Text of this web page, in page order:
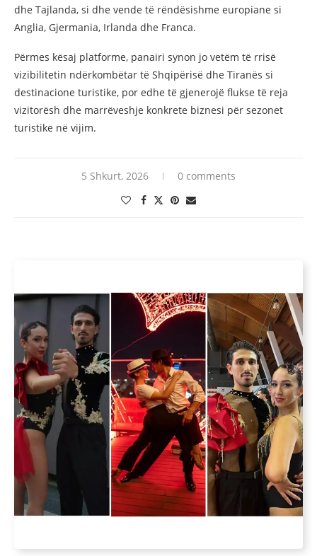
dhe Tajlanda, si dhe vende të rëndësishme europiane si
Anglia, Gjermania, Irlanda dhe Franca.
Përmes kësaj platforme, panairi synon jo vetëm të rrisë
vizibilitetin ndërkombëtar të Shqipërisë dhe Tiranës si
destinacione turistike, por edhe të gjenerojë flukse të reja
vizitorësh dhe marrëveshje konkrete biznesi për sezonet
turistike në vijim.
5 Shkurt, 2026 0 comments